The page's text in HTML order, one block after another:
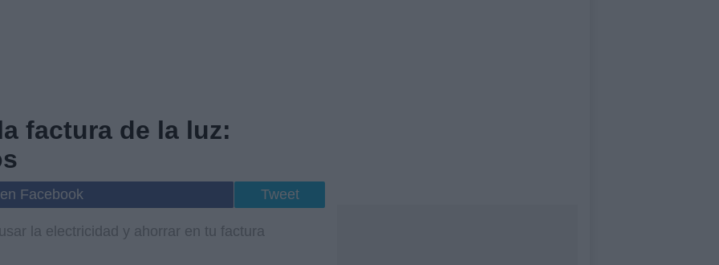
factura de la luz:
Facebook Tweet
la electricidad y ahorrar en tu factura